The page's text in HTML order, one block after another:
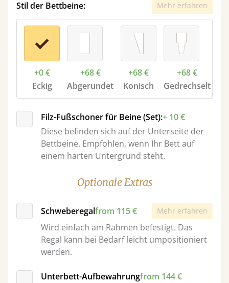
Stil der Bettbeine: Mehr erfahren
+0 €
Eckig
+68 €
Abgerundet
+68 €
Konisch
+68 €
Gedrechselt
Filz-Fußschoner für Beine (Set):+ 10 €
Diese befinden sich auf der Unterseite der
Bettbeine. Empfohlen, wenn Ihr Bett auf
einem harten Untergrund steht.
Optionale Extras
Schweberegalfrom 115 € Mehr erfahren
Wird einfach am Rahmen befestigt. Das
Regal kann bei Bedarf leicht umpositioniert
werden.
Unterbett-Aufbewahrungfrom 144 €